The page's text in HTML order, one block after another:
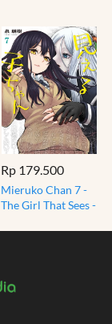
Rp 179.500
Mieruko Chan 7 -
The Girl That Sees -